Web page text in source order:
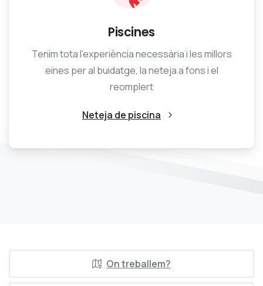
Piscines
Tenim tota l’experiència necessària i les millors
eines per al buidatge, la neteja a fons i el
reomplert
Neteja de piscina
On treballem?